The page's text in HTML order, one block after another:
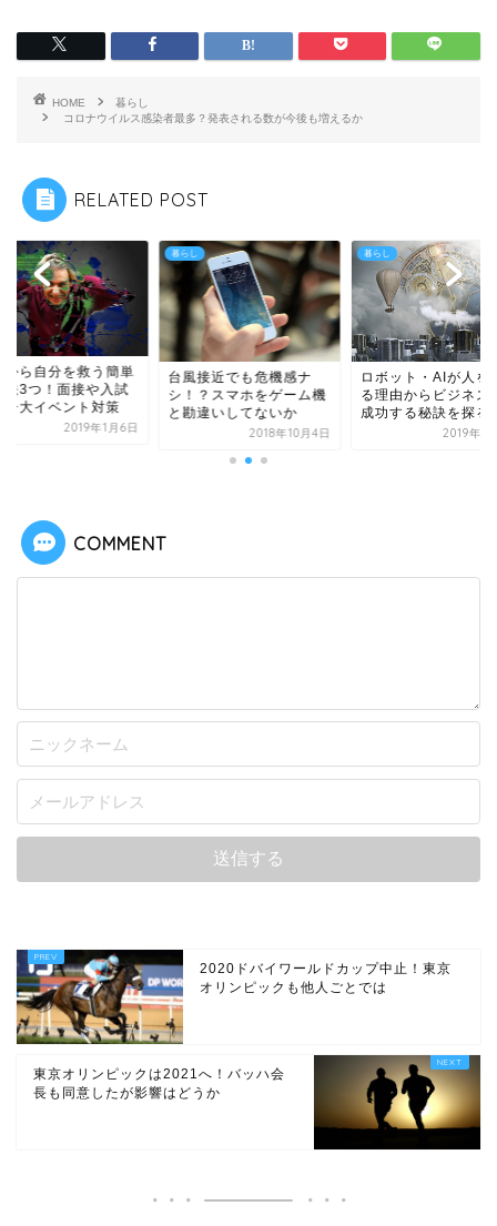
HOME
暮らし
コロナウイルス感染者最多？発表される数が今後も増えるか
RELATED POST
から自分を救う簡単
法3つ！面接や入試
一大イベント対策
2019年1月6日
暮らし
台風接近でも危機感ナ
シ！？スマホをゲーム機
と勘違いしてないか
2018年10月4日
暮らし
ロボット・AIが人を
る理由からビジネス
成功する秘訣を探る
2019年11
COMMENT
2020ドバイワールドカップ中止！東京
オリンピックも他人ごとでは
東京オリンピックは2021へ！バッハ会
長も同意したが影響はどうか